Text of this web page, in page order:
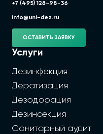
+7 (495) 128-98-36
info@uni-dez.ru
ОСТАВИТЬ ЗАЯВКУ
Услуги
Дезинфекция
Дератизация
Дезодорация
Дезинсекция
Санитарный аудит